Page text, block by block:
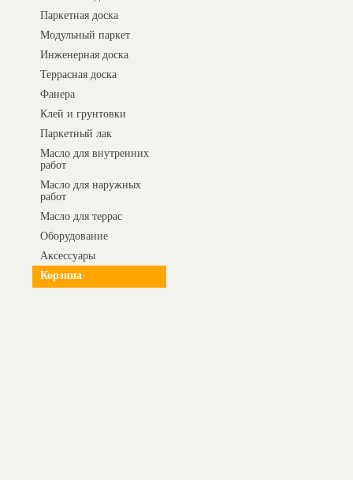
Паркетная доска
Модульный паркет
Инженерная доска
Террасная доска
Фанера
Клей и грунтовки
Паркетный лак
Масло для внутренних
работ
Масло для наружных
работ
Масло для террас
Оборудование
Аксессуары
Корзина